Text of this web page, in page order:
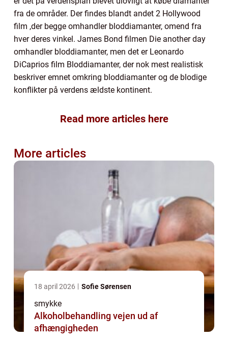
fra de områder. Der findes blandt andet 2 Hollywood
film ,der begge omhandler bloddiamanter, omend fra
hver deres vinkel. James Bond filmen Die another day
omhandler bloddiamanter, men det er Leonardo
DiCaprios film Bloddiamanter, der nok mest realistisk
beskriver emnet omkring bloddiamanter og de blodige
konflikter på verdens ældste kontinent.
Read more articles here
More articles
18 april 2026 Sofie Sørensen
smykke
Alkoholbehandling vejen ud af
afhængigheden